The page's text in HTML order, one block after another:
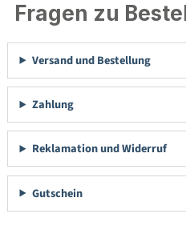
Fragen zu
Versand und Bestellung
Zahlung
Reklamation und Widerruf
Gutschein